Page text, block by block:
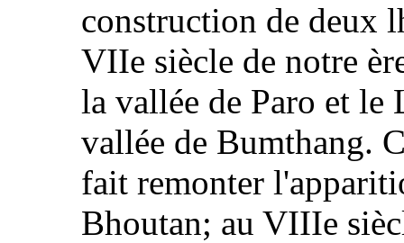
construction de deux
VIIe siècle de notre
la vallée de Paro et le
vallée de Bumthang.
fait remonter
Bhoutan; au VIIIe